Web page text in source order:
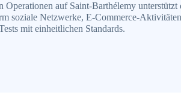
Operationen auf Saint-Barthélemy unterstützt
soziale Netzwerke, E-Commerce-Aktivitäten
mit einheitlichen Standards.